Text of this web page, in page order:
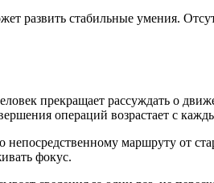
развить стабильные умения.
прекращает рассуждать о
операций возрастает с
маршруту от
фокус.